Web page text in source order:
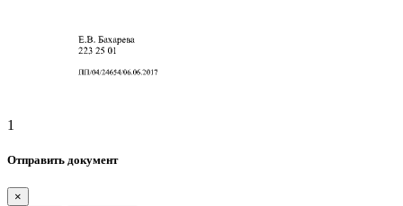
1
Отправить документ
×